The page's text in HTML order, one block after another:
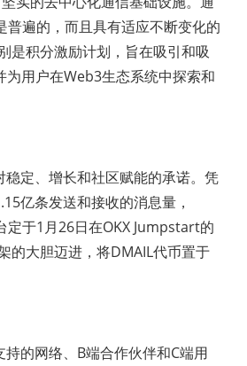
遍的，而且具有适应不断变化的
是积分激励计划，旨在吸引和吸
用户在Web3生态系统中探索和
定、增长和社区赋能的承诺。凭
亿条发送和接收的消息量，
于1月26日在OKX Jumpstart的
的大胆迈进，将DMAIL代币置于
的网络、B端合作伙伴和C端用